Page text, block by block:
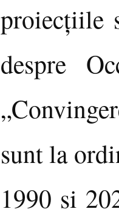
proiecţiile
despre
sunt la
1990 şi